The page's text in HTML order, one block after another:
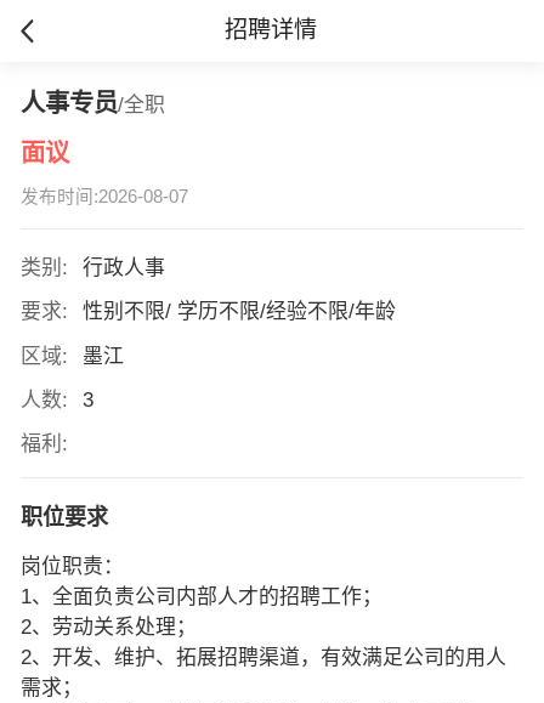
招聘详情
人事专员/全职
面议
发布时间:2026-08-07
类别:
行政人事
要求:
性别不限/ 学历不限/经验不限/年龄
区域:
墨江
人数:
3
福利:
职位要求
岗位职责：
1、全面负责公司内部人才的招聘工作；
2、劳动关系处理；
2、开发、维护、拓展招聘渠道，有效满足公司的用人
需求；